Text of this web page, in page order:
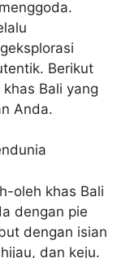
Berikut
Bali yang
Anda.
oleh khas Bali
dengan pie
dengan isian
dan keju.